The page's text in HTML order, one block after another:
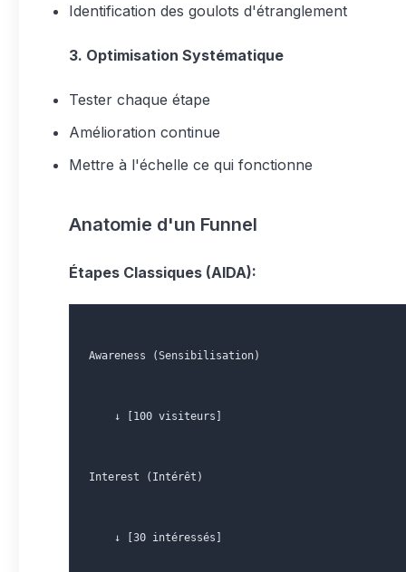
Identification des goulots d'étranglement
3. Optimisation Systématique
Tester chaque étape
Amélioration continue
Mettre à l'échelle ce qui fonctionne
Anatomie d'un Funnel
Étapes Classiques (AIDA):
Awareness (Sensibilisation)
    ↓ [100 visiteurs]
Interest (Intérêt)
    ↓ [30 intéressés]